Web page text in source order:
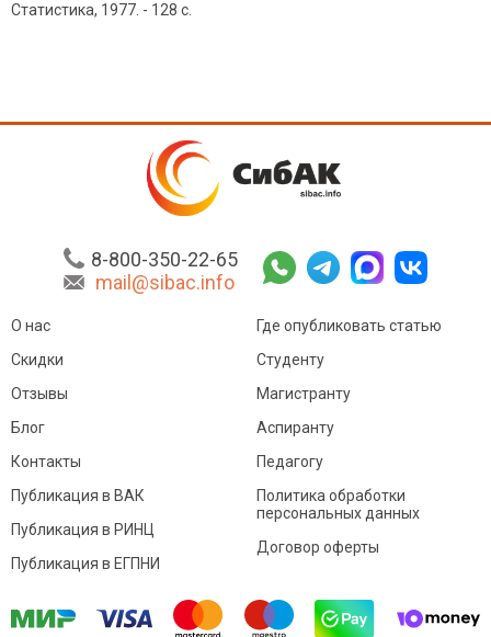
Статистика, 1977. - 128 с.
8-800-350-22-65
mail@sibac.info
О нас
Скидки
Отзывы
Блог
Контакты
Где опубликовать статью
Студенту
Магистранту
Аспиранту
Педагогу
Публикация в ВАК
Публикация в РИНЦ
Публикация в ЕГПНИ
Политика обработки
персональных данных
Договор оферты